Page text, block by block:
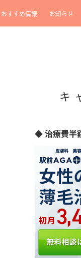
おすすめ情報 お知らせ
キ
◆ 治療費半